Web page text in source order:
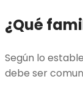
¿Qué
Según lo
debe ser